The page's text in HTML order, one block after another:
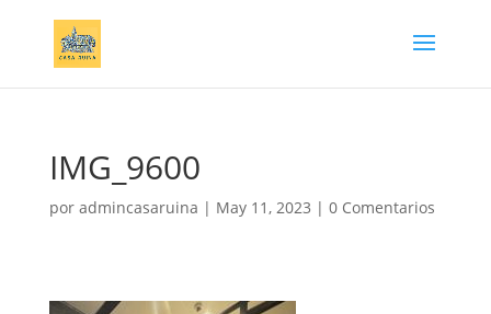
IMG_9600
por admincasaruina | May 11, 2023 | 0 Comentarios